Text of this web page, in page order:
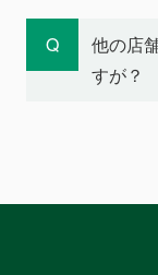
他の店
すが？